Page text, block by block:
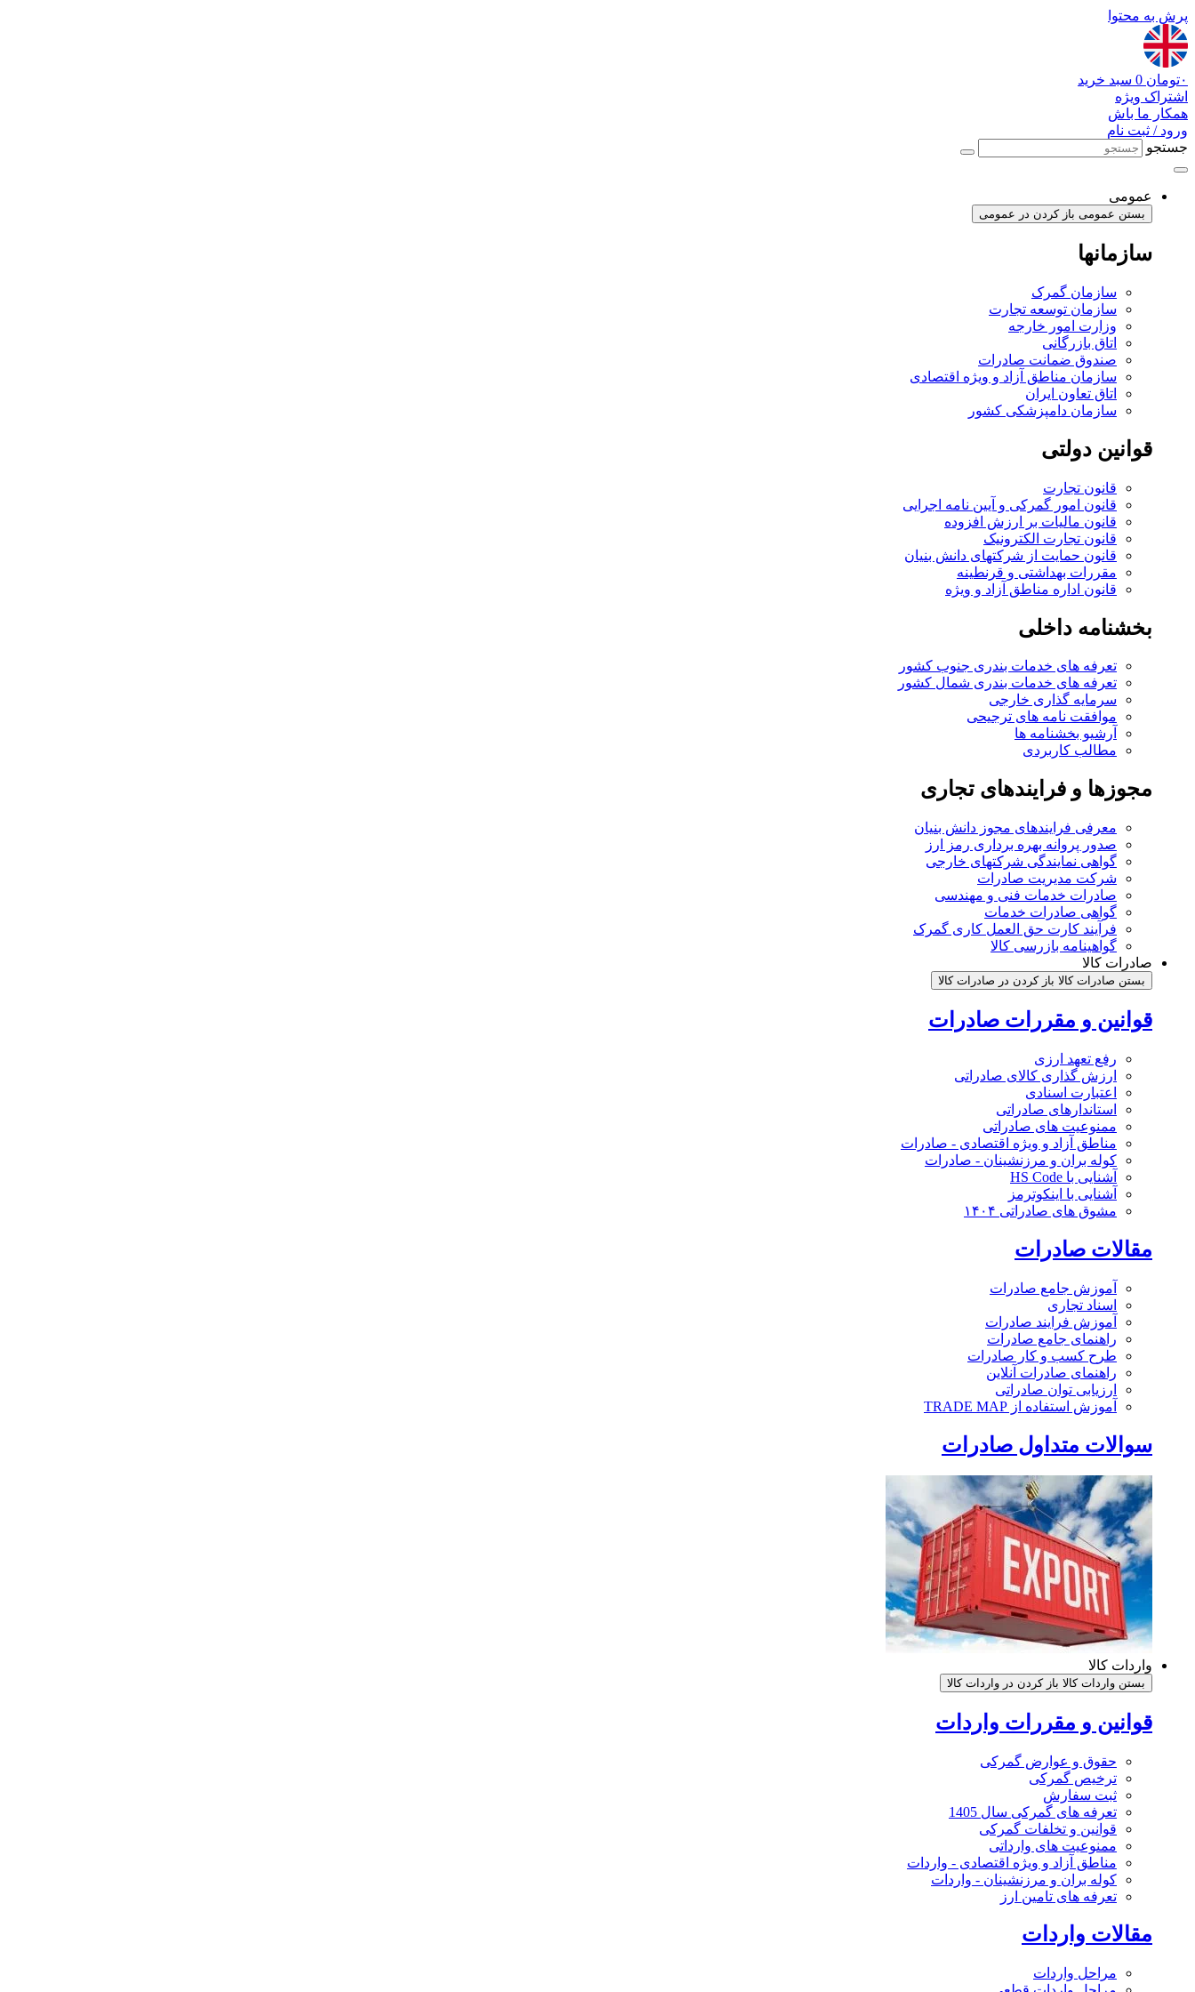
پرش به محتوا
۰تومان 0 سبد خرید
اشتراک ویژه
همکار ما باش
ورود / ثبت نام
جستجو
عمومی
بستن عمومی باز کردن در عمومی
سازمانها
سازمان گمرک
سازمان توسعه تجارت
وزارت امور خارجه
اتاق بازرگانی
صندوق ضمانت صادرات
سازمان مناطق آزاد و ویژه اقتصادی
اتاق تعاون ایران
سازمان دامپزشکی کشور
قوانین دولتی
قانون تجارت
قانون امور گمرکی و آیین نامه اجرایی
قانون مالیات بر ارزش افزوده
قانون تجارت الکترونیک
قانون حمایت از شرکتهای دانش بنیان
مقررات بهداشتی و قرنطینه
قانون اداره مناطق آزاد و ویژه
بخشنامه داخلی
تعرفه های خدمات بندری جنوب کشور
تعرفه های خدمات بندری شمال کشور
سرمایه گذاری خارجی
موافقت نامه های ترجیحی
آرشیو بخشنامه ها
مطالب کاربردی
مجوزها و فرایندهای تجاری
معرفی فرایندهای مجوز دانش بنیان
صدور پروانه بهره برداری رمز ارز
گواهی نمایندگی شرکتهای خارجی
شرکت مدیریت صادرات
صادرات خدمات فنی و مهندسی
گواهی صادرات خدمات
فرآیند کارت حق العمل کاری گمرک
گواهینامه بازرسی کالا
صادرات کالا
بستن صادرات کالا باز کردن در صادرات کالا
قوانین و مقررات صادرات
رفع تعهد ارزی
ارزش گذاری کالای صادراتی
اعتبارت اسنادی
استاندارهای صادراتی
ممنوعیت های صادراتی
مناطق آزاد و ویژه اقتصادی - صادرات
کوله بران و مرزنشینان - صادرات
آشنایی با HS Code
آشنایی با اینکوترمز
مشوق های صادراتی ۱۴۰۴
مقالات صادرات
آموزش جامع صادرات
اسناد تجاری
آموزش فرایند صادرات
راهنمای جامع صادرات
طرح کسب و کار صادرات
راهنمای صادرات آنلاین
ارزیابی توان صادراتی
آموزش استفاده از TRADE MAP
سوالات متداول صادرات
واردات کالا
بستن واردات کالا باز کردن در واردات کالا
قوانین و مقررات واردات
حقوق و عوارض گمرکی
ترخیص گمرکی
ثبت سفارش
تعرفه های گمرکی سال 1405
قوانین و تخلفات گمرکی
ممنوعیت های وارداتی
مناطق آزاد و ویژه اقتصادی - واردات
کوله بران و مرزنشینان - واردات
تعرفه های تامین ارز
مقالات واردات
مراحل واردات